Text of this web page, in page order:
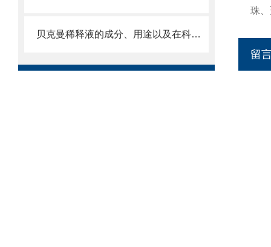
贝克曼稀释液的成分、用途以及在科学研究中的重要性
珠
留